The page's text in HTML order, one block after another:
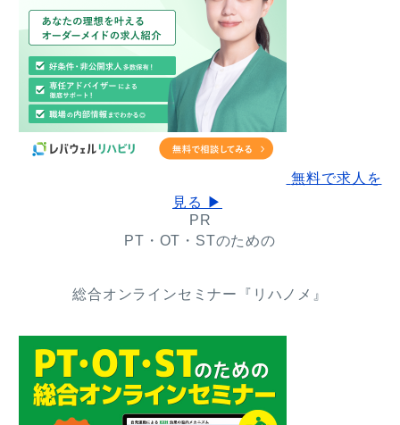
無料で求人を
見る ▶
PR
PT・OT・STのための
総合オンラインセミナー『リハノメ』